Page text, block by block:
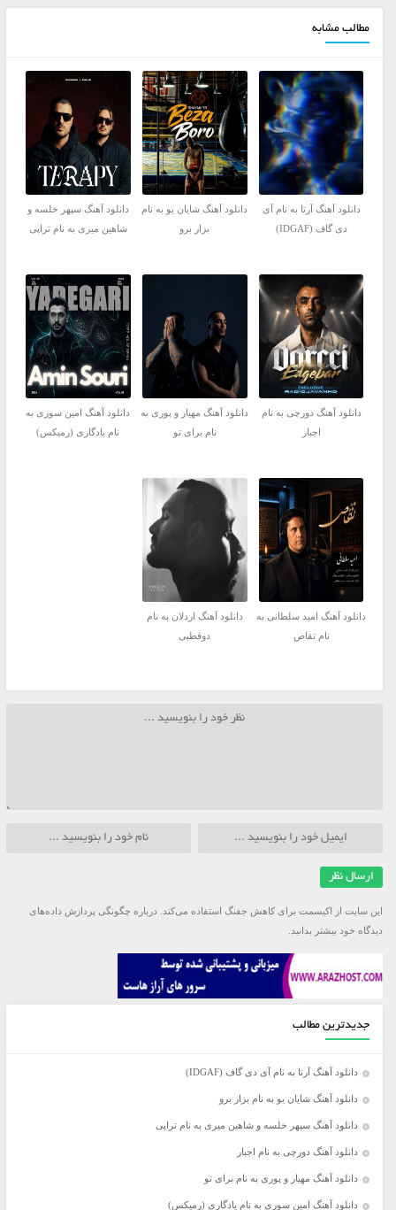
مطالب مشابه
دانلود آهنگ آرتا به نام آی
دی گاف (IDGAF)
دانلود آهنگ شایان یو به نام
بزار برو
دانلود آهنگ سپهر خلسه و
شاهین میری به نام تراپی
دانلود آهنگ دورچی به نام
اجبار
دانلود آهنگ مهیار و پوری به
نام برای تو
دانلود آهنگ امین سوری به
نام یادگاری (رمیکس)
دانلود آهنگ امید سلطانی به
نام تقاص
دانلود آهنگ اردلان به نام
دوقطبی
این سایت از اکیسمت برای کاهش جفنگ استفاده می‌کند. درباره چگونگی پردازش داده‌های
دیدگاه خود بیشتر بدانید.
جدیدترین مطالب
دانلود آهنگ آرتا به نام آی دی گاف (IDGAF)
دانلود آهنگ شایان یو به نام بزار برو
دانلود آهنگ سپهر خلسه و شاهین میری به نام تراپی
دانلود آهنگ دورچی به نام اجبار
دانلود آهنگ مهیار و پوری به نام برای تو
دانلود آهنگ امین سوری به نام یادگاری (رمیکس)